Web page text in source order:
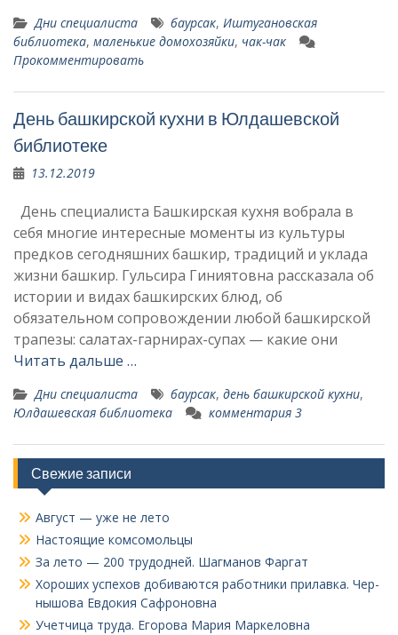
Дни специалиста баурсак, Иштугановская
библиотека, маленькие домохозяйки, чак-чак
Прокомментировать
День башкирской кухни в Юлдашевской
библиотеке
13.12.2019
День специалиста Башкирская кухня вобрала в
себя многие интересные моменты из культуры
предков сегодняшних башкир, традиций и уклада
жизни башкир. Гульсира Гиниятовна рассказала об
истории и видах башкирских блюд, об
обязательном сопровождении любой башкирской
трапезы: салатах-гарнирах-супах — какие они
Читать дальше …
Дни специалиста баурсак, день башкирской кухни,
Юлдашевская библиотека
комментария 3
Свежие записи
Август — уже не лето
Настоящие комсомольцы
За лето — 200 трудодней. Шагманов Фаргат
Хороших успехов добиваются работники прилавка. Чер­
нышова Евдокия Сафроновна
Учетчица труда. Его­рова Мария Маркеловна